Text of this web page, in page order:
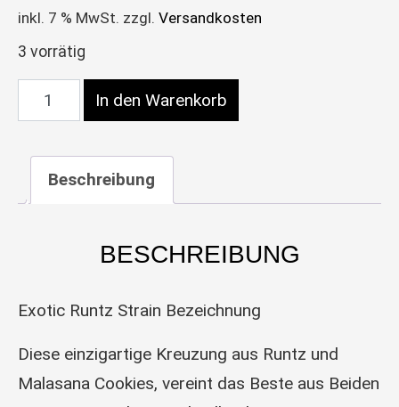
inkl. 7 % MwSt. zzgl. Versandkosten
3 vorrätig
Exotic Runtz 5x - Exotic Seed Menge
In den Warenkorb
Beschreibung
BESCHREIBUNG
Exotic Runtz Strain Bezeichnung
Diese einzigartige Kreuzung aus Runtz und
Malasana Cookies, vereint das Beste aus Beiden